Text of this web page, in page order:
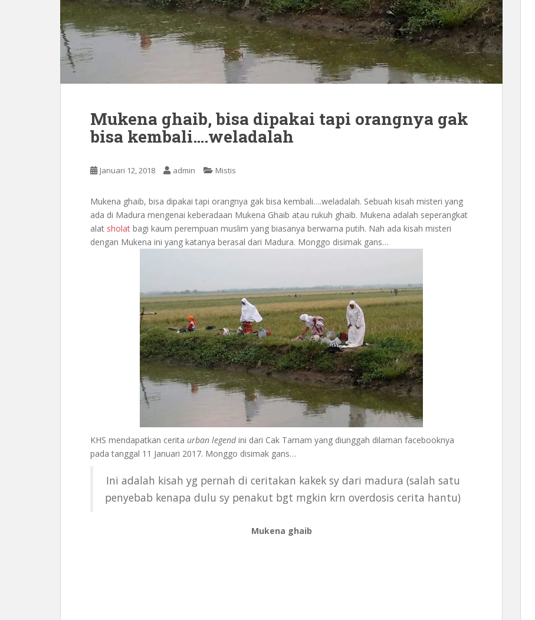
Mukena ghaib, bisa dipakai tapi orangnya gak
bisa kembali….weladalah
Januari 12, 2018 admin Mistis
Mukena ghaib, bisa dipakai tapi orangnya gak bisa kembali….weladalah. Sebuah kisah misteri yang
ada di Madura mengenai keberadaan Mukena Ghaib atau rukuh ghaib. Mukena adalah seperangkat
alat sholat bagi kaum perempuan muslim yang biasanya berwarna putih. Nah ada kisah misteri
dengan Mukena ini yang katanya berasal dari Madura. Monggo disimak gans…
KHS mendapatkan cerita urban legendini dari Cak Tamam yang diunggah dilaman facebooknya
pada tanggal 11 Januari 2017. Monggo disimak gans…
Ini adalah kisah yg pernah di ceritakan kakek sy dari madura (salah satu
penyebab kenapa dulu sy penakut bgt mgkin krn overdosis cerita hantu)
Mukena ghaib